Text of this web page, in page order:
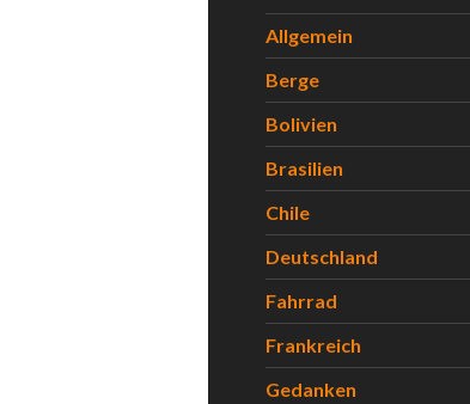
Allgemein
Berge
Bolivien
Brasilien
Chile
Deutschland
Fahrrad
Frankreich
Gedanken